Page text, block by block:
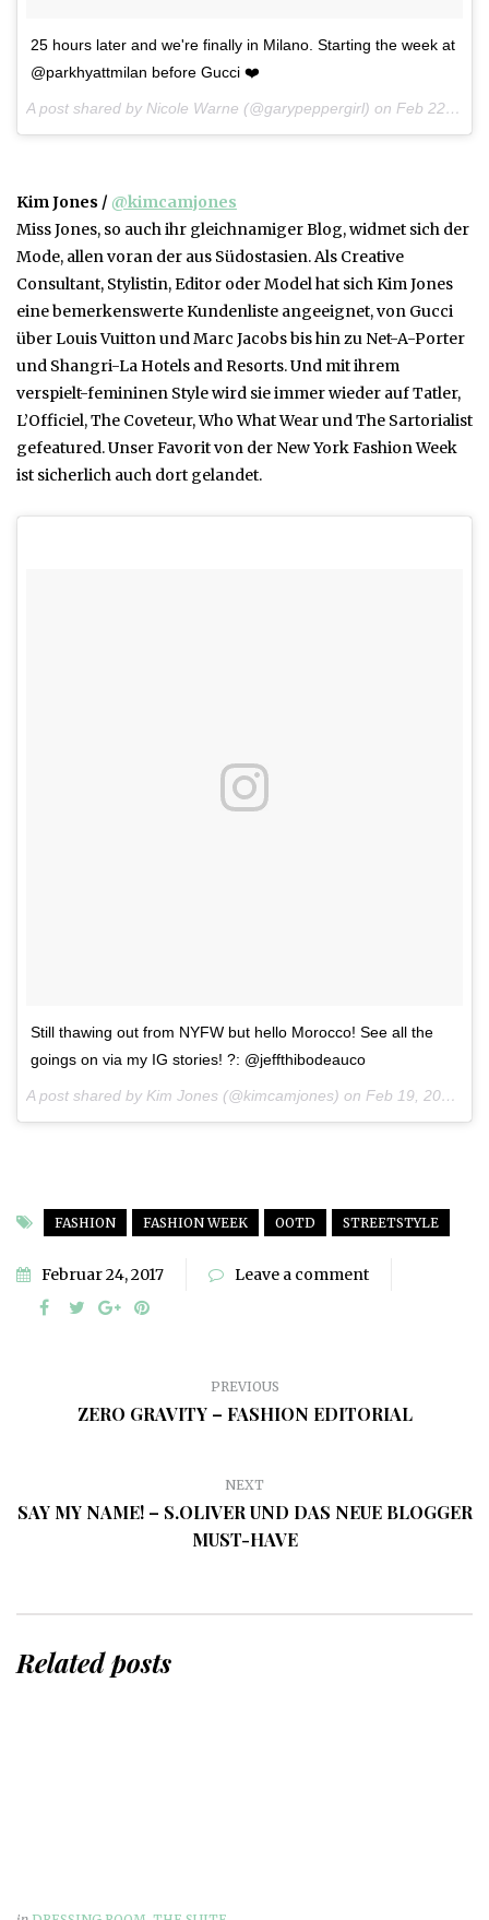
25 hours later and we're finally in Milano. Starting the week at
@parkhyattmilan before Gucci ❤️
A post shared by Nicole Warne (@garypeppergirl) on Feb 22, 2017 at 5:48am PST
Kim Jones / @kimcamjones
Miss Jones, so auch ihr gleichnamiger Blog, widmet sich der
Mode, allen voran der aus Südostasien. Als Creative
Consultant, Stylistin, Editor oder Model hat sich Kim Jones
eine bemerkenswerte Kundenliste angeeignet, von Gucci
über Louis Vuitton und Marc Jacobs bis hin zu Net-A-Porter
und Shangri-La Hotels and Resorts. Und mit ihrem
verspielt-femininen Style wird sie immer wieder auf Tatler,
L’Officiel, The Coveteur, Who What Wear und The Sartorialist
gefeatured. Unser Favorit von der New York Fashion Week
ist sicherlich auch dort gelandet.
Still thawing out from NYFW but hello Morocco! See all the
goings on via my IG stories! ?: @jeffthibodeauco
A post shared by Kim Jones (@kimcamjones) on Feb 19, 2017 at 2:53am PST
FASHION FASHION WEEK OOTD STREETSTYLE
Februar 24, 2017 Leave a comment
PREVIOUS
ZERO GRAVITY – FASHION EDITORIAL
NEXT
SAY MY NAME! – S.OLIVER UND DAS NEUE BLOGGER
MUST-HAVE
Related posts